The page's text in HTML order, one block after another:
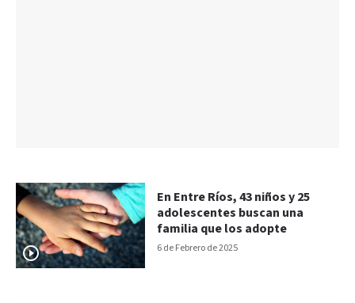
6 de Febrero de 2025
En Entre Ríos, 43 niños y 25
adolescentes buscan una
familia que los adopte